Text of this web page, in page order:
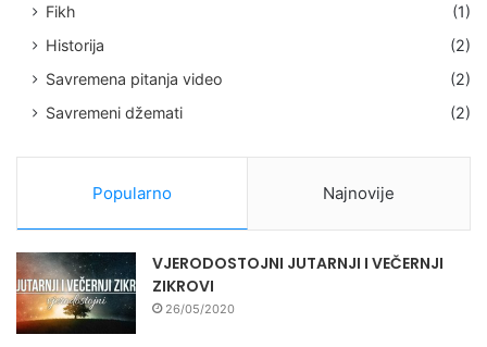
Fikh
(1)
Historija
(2)
Savremena pitanja video
(2)
Savremeni džemati
(2)
Popularno Najnovije
VJERODOSTOJNI JUTARNJI I VEČERNJI
ZIKROVI
26/05/2020